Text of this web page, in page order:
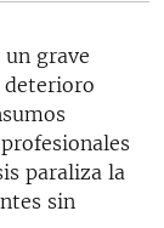
grave
deterioro
paraliza la
sin